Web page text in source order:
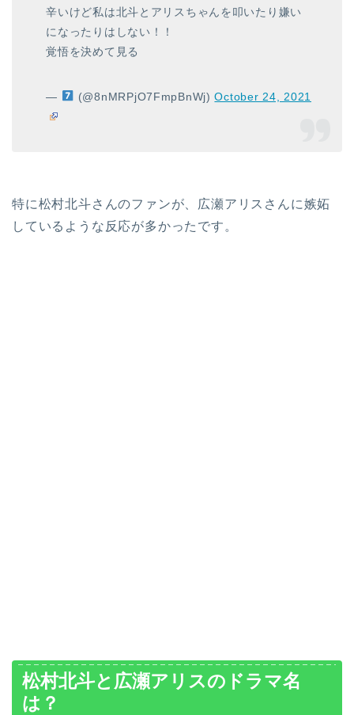
辛いけど私は北斗とアリスちゃんを叩いたり嫌い
になったりはしない！！
覚悟を決めて見る
— (@8nMRPjO7FmpBnWj)October 24, 2021
特に松村北斗さんのファンが、広瀬アリスさんに嫉妬
しているような反応が多かったです。
松村北斗と広瀬アリスのドラマ名
は？